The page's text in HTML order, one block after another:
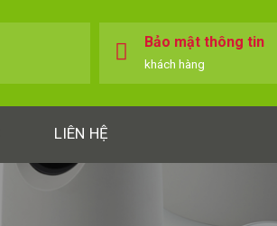
Bảo mật thông tin
khách hàng
LIÊN HỆ